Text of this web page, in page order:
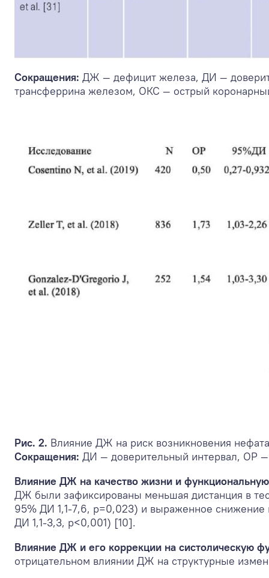
Сокращения: ДЖ — дефицит железа, ДИ —
трансферрина железом, ОКС — острый
Рис. 2. Влияние ДЖ на риск возникновения
Сокращения: ДИ — доверительный интервал, ОР
Влияние ДЖ на качество жизни и
ДЖ были зафиксированы меньшая дистанция в
95% ДИ 1,1-7,6, р=0,023) и выраженное
ДИ 1,1-3,3, р<0,001) [10].
Влияние ДЖ и его коррекции на систолическую
отрицательном влиянии ДЖ на структурные